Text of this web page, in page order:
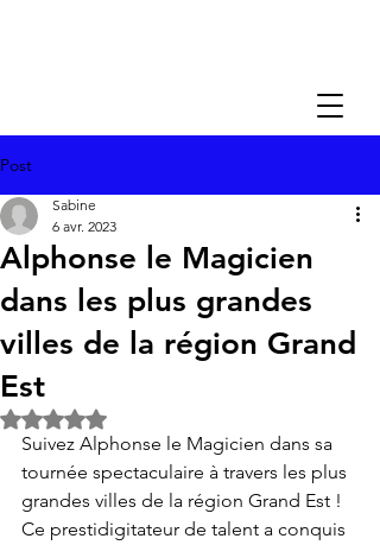
Post
Alphonse le Magicien
dans les plus grandes
villes de la région Grand
Est
Sabine
6 avr. 2023
Noté NaN étoiles sur 5.
Suivez Alphonse le Magicien dans sa
tournée spectaculaire à travers les plus
grandes villes de la région Grand Est !
Ce prestidigitateur de talent a conquis